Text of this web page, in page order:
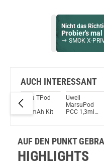
Nicht das
Probier's
SMOK X-
Vaporesso OSMALL 2
Du willst Kröten
Schau mal hier!
Vsticking VIY 1,8ml
AUCH INTERESSANT
Tesla TPod
2ml
500mAh Kit
Uwell
MarsuPod
PCC 1,3ml
AUF DEN PUNKT
HIGHLIGHTS